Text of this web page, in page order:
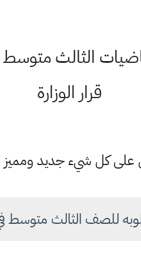
قرار الوزارة
على كل شيء جديد
للصف الثالث متوسط